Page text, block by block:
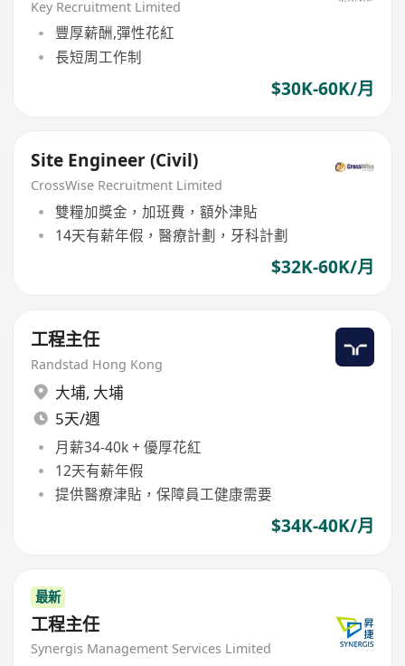
Key Recruitment Limited
豐厚薪酬,彈性花紅
長短周工作制
$30K-60K/月
Site Engineer (Civil)
CrossWise Recruitment Limited
雙糧加獎金，加班費，額外津貼
14天有薪年假，醫療計劃，牙科計劃
$32K-60K/月
工程主任
Randstad Hong Kong
大埔, 大埔
5天/週
月薪34-40k + 優厚花紅
12天有薪年假
提供醫療津貼，保障員工健康需要
$34K-40K/月
最新
工程主任
Synergis Management Services Limited